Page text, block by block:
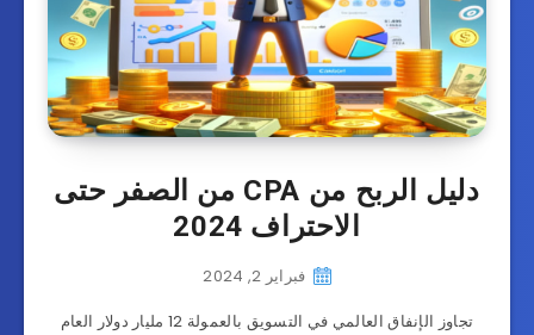
دليل الربح من CPA من الصفر حتى
الاحتراف 2024
فبراير 2, 2024
تجاوز الإنفاق العالمي في التسويق بالعمولة 12 مليار دولار العام